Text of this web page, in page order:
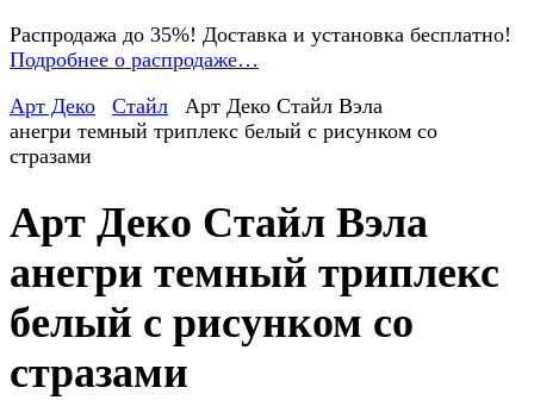
Распродажа до 35%! Доставка и установка бесплатно!
Подробнее о распродаже…
Арт Деко
Стайл
Арт Деко Стайл Вэла
анегри темный триплекс белый с рисунком со
стразами
Арт Деко Стайл Вэла
анегри темный триплекс
белый с рисунком со
стразами